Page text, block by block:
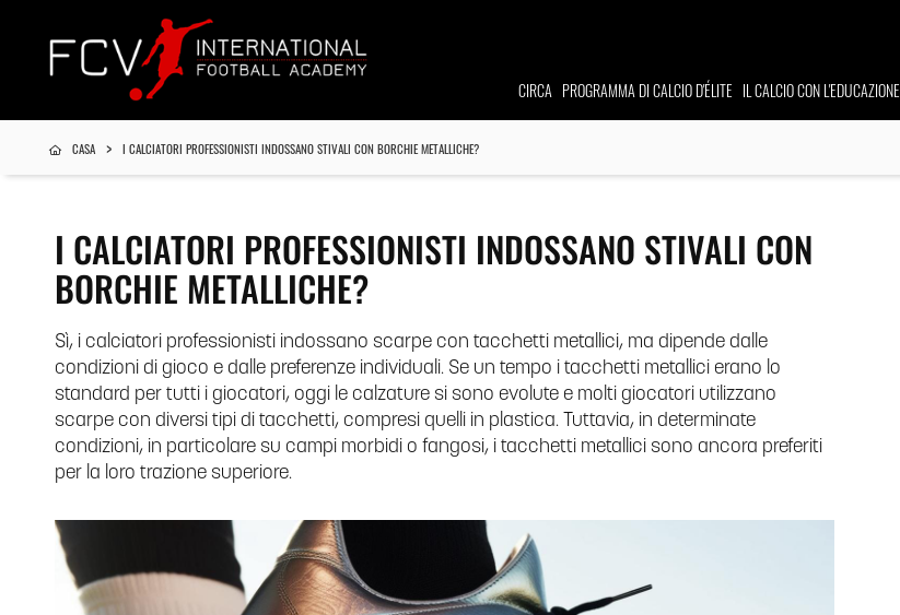
CIRCA PROGRAMMA DI CALCIO D'ÉLITE IL CALCIO CON L'EDUCAZIONE
CASA I CALCIATORI PROFESSIONISTI INDOSSANO STIVALI CON BORCHIE METALLICHE?
I CALCIATORI PROFESSIONISTI INDOSSANO STIVALI CON
BORCHIE METALLICHE?
Sì, i calciatori professionisti indossano scarpe con tacchetti metallici, ma dipende dalle
condizioni di gioco e dalle preferenze individuali. Se un tempo i tacchetti metallici erano lo
standard per tutti i giocatori, oggi le calzature si sono evolute e molti giocatori utilizzano
scarpe con diversi tipi di tacchetti, compresi quelli in plastica. Tuttavia, in determinate
condizioni, in particolare su campi morbidi o fangosi, i tacchetti metallici sono ancora preferiti
per la loro trazione superiore.